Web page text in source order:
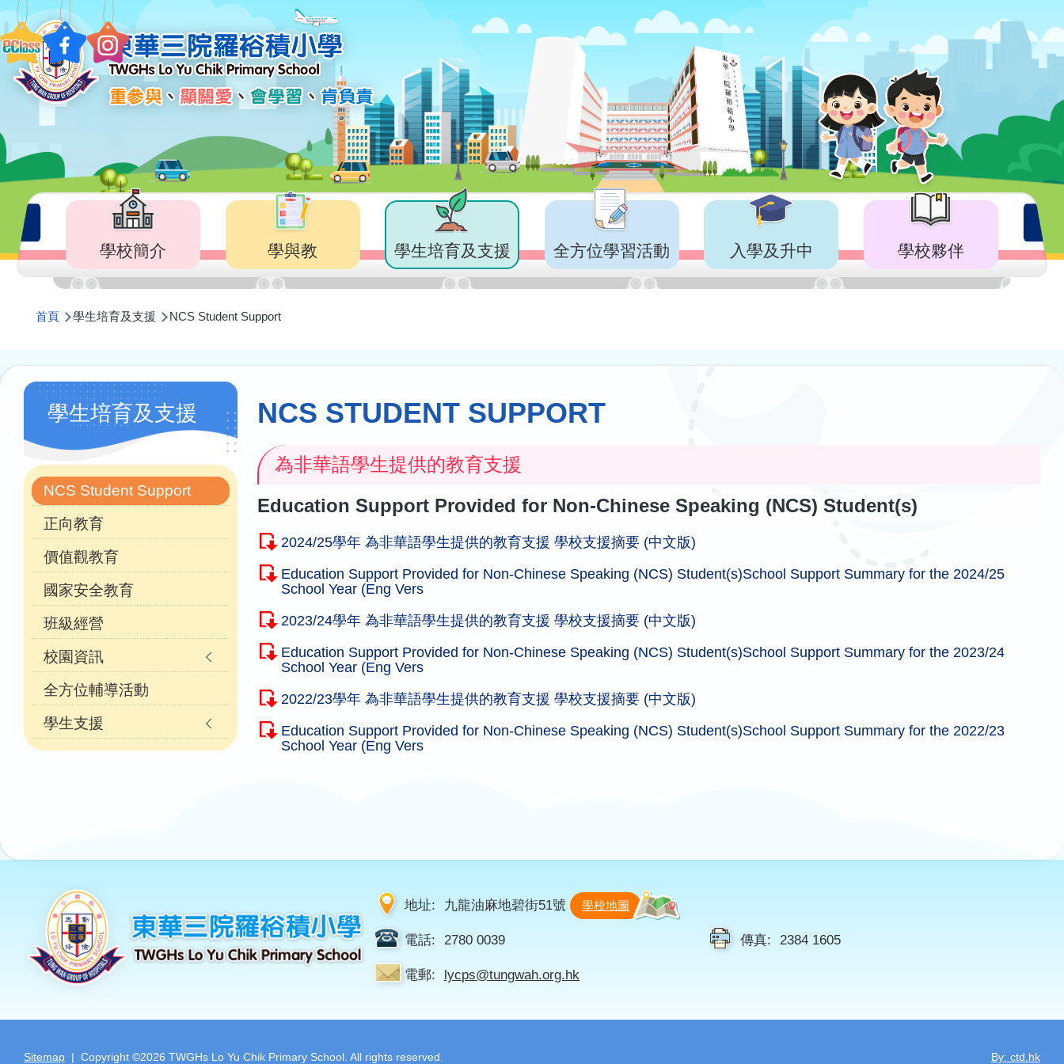
移至主內容
Main
navigation
學校簡介 學與教 學生培育及支援 全方位學習活動 入學及升中 學校夥伴
導
航
連
結
首頁 學生培育及支援 NCS Student Support
NCS STUDENT SUPPORT
為非華語學生提供的教育支援
Education Support Provided for Non-Chinese Speaking (NCS) Student(s)
2024/25學年 為非華語學生提供的教育支援 學校支援摘要 (中文版)
Education Support Provided for Non-Chinese Speaking (NCS) Student(s)School Support Summary for the 2024/25
School Year (Eng Vers
2023/24學年 為非華語學生提供的教育支援 學校支援摘要 (中文版)
Education Support Provided for Non-Chinese Speaking (NCS) Student(s)School Support Summary for the 2023/24
School Year (Eng Vers
2022/23學年 為非華語學生提供的教育支援 學校支援摘要 (中文版)
Education Support Provided for Non-Chinese Speaking (NCS) Student(s)School Support Summary for the 2022/23
School Year (Eng Vers
Main
navigation
(自
訂)
學生培育及支援
NCS Student Support
正向教育
價值觀教育
國家安全教育
班級經營
校園資訊
全方位輔導活動
學生支援
地址: 九龍油麻地碧街51號 學校地圖
電話: 2780 0039 傳真: 2384 1605
電郵: lycps@tungwah.org.hk
Sitemap | Copyright ©2026 TWGHs Lo Yu Chik Primary School. All rights reserved. By: ctd.hk